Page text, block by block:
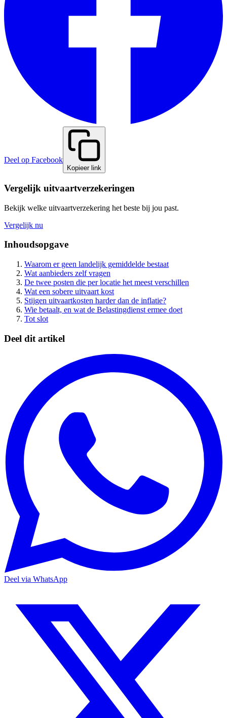
Deel op Facebook
Kopieer link
Vergelijk uitvaartverzekeringen
Bekijk welke uitvaartverzekering het beste bij jou past.
Vergelijk nu
Inhoudsopgave
Waarom er geen landelijk gemiddelde bestaat
Wat aanbieders zelf vragen
De twee posten die per locatie het meest verschillen
Wat een sobere uitvaart kost
Stijgen uitvaartkosten harder dan de inflatie?
Wie betaalt, en wat de Belastingdienst ermee doet
Tot slot
Deel dit artikel
Deel via WhatsApp